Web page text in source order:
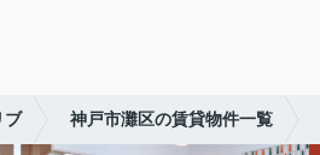
ブ 神戸市灘区の賃貸物件一覧